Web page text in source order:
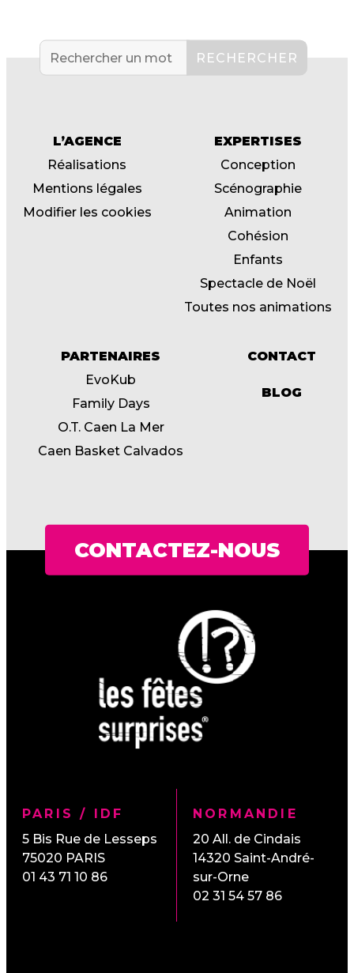
L’AGENCE
Réalisations
Mentions légales
Modifier les cookies
EXPERTISES
Conception
Scénographie
Animation
Cohésion
Enfants
Spectacle de Noël
Toutes nos animations
PARTENAIRES
EvoKub
Family Days
O.T. Caen La Mer
Caen Basket Calvados
CONTACT
BLOG
CONTACTEZ-NOUS
PARIS / IDF
5 Bis Rue de Lesseps
75020 PARIS
01 43 71 10 86
NORMANDIE
20 All. de Cindais
14320 Saint-André-
sur-Orne
02 31 54 57 86